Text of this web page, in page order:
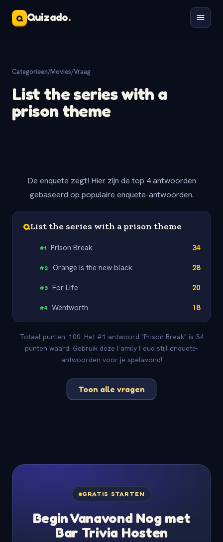
Q Quizado.
Categorieen/Movies/Vraag
List the series with a
prison theme
De enquete zegt! Hier zijn de top 4 antwoorden
gebaseerd op populaire enquete-antwoorden.
QList the series with a prison theme
#1 Prison Break 34
#2 Orange is the new black 28
#3 For Life 20
#4 Wentworth 18
Totaal punten: 100. Het #1 antwoord "Prison Break" is 34
punten waard. Gebruik deze Family Feud stijl enquete-
antwoorden voor je spelavond!
Toon alle vragen
GRATIS STARTEN
Begin Vanavond Nog met
Bar Trivia Hosten